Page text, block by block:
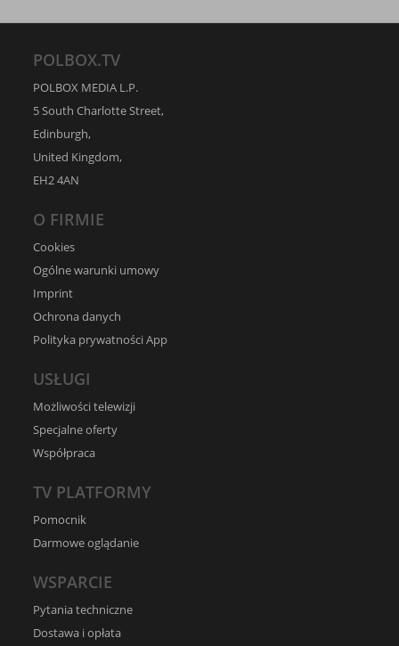
POLBOX.TV
POLBOX MEDIA L.P.
5 South Charlotte Street,
Edinburgh,
United Kingdom,
EH2 4AN
O FIRMIE
Cookies
Ogólne warunki umowy
Imprint
Ochrona danych
Polityka prywatności App
USŁUGI
Możliwości telewizji
Specjalne oferty
Współpraca
TV PLATFORMY
Pomocnik
Darmowe oglądanie
WSPARCIE
Pytania techniczne
Dostawa i opłata